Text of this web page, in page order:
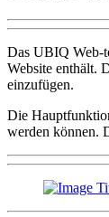
Das UBIQ Web-
Website enthält.
einzufügen.
Die
werden können.